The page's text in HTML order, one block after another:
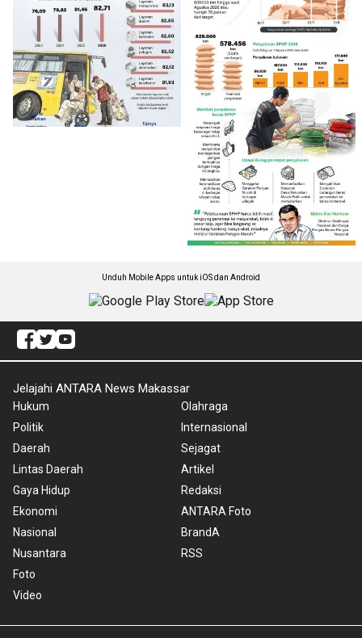
Unduh Mobile Apps untuk iOS dan Android
Jelajahi ANTARA News Makassar
Hukum
Politik
Daerah
Lintas Daerah
Gaya Hidup
Ekonomi
Nasional
Nusantara
Foto
Video
Olahraga
Internasional
Sejagat
Artikel
Redaksi
ANTARA Foto
BrandA
RSS